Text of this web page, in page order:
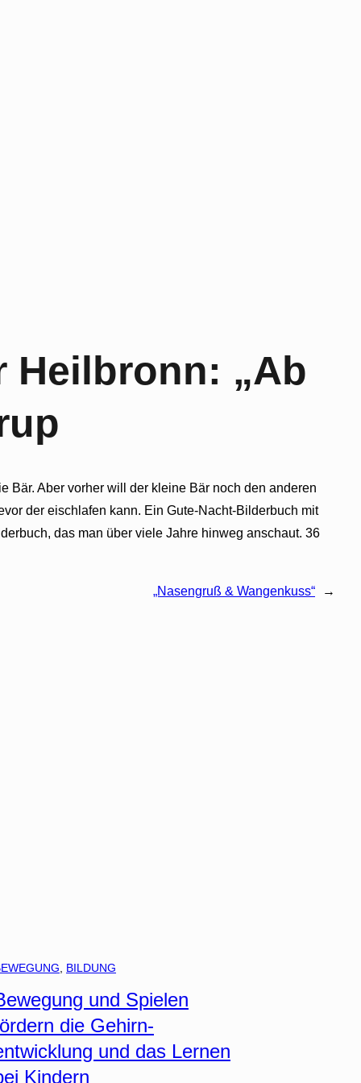
Heilbronn: „Ab
Bär. Aber vorher will der kleine Bär noch den anderen
der eischlafen kann. Ein Gute-Nacht-Bilderbuch mit
das man über viele Jahre hinweg anschaut. 36
„Nasengruß & Wangenkuss“ →
BILDUNG
und Spielen
die Gehirn-
und das Lernen
Kindern